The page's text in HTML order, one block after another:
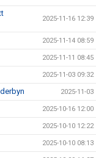
2025-11-16 12:39
2025-11-14 08:59
2025-11-11 08:45
2025-11-03 09:32
2025-11-03
2025-10-16 12:00
2025-10-10 12:22
2025-10-10 08:13